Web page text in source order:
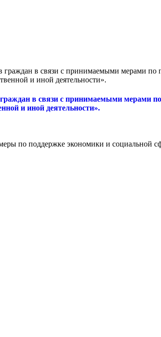
граждан в связи с принимаемыми мерами
и иной деятельности».
в связи с принимаемыми мерами
и иной деятельности».
по поддержке экономики и социальной